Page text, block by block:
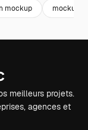
mockup mockup
meilleurs projets.
agences et